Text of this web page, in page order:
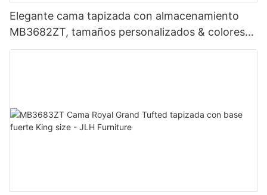
Elegante cama tapizada con almacenamiento
MB3682ZT, tamaños personalizados & colores
Precio de fábrica - Muebles JLH